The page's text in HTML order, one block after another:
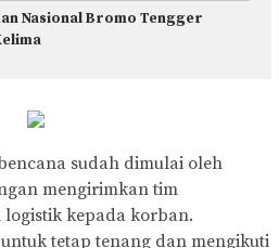
Nasional Bromo Tengger
sudah dimulai oleh
mengirimkan tim
kepada korban.
tetap tenang dan mengikuti